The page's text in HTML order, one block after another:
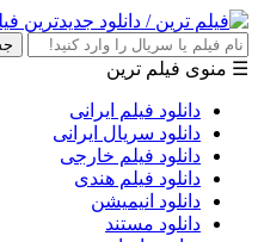
☰ منوی فیلم ترین
دانلود فیلم ایرانی
دانلود سریال ایرانی
دانلود فیلم خارجی
دانلود فیلم هندی
دانلود انیمیشن
دانلود مستند